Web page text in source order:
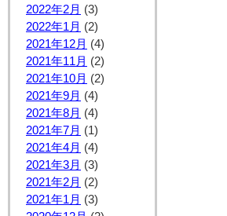
2022年2月 (3)
2022年1月 (2)
2021年12月 (4)
2021年11月 (2)
2021年10月 (2)
2021年9月 (4)
2021年8月 (4)
2021年7月 (1)
2021年4月 (4)
2021年3月 (3)
2021年2月 (2)
2021年1月 (3)